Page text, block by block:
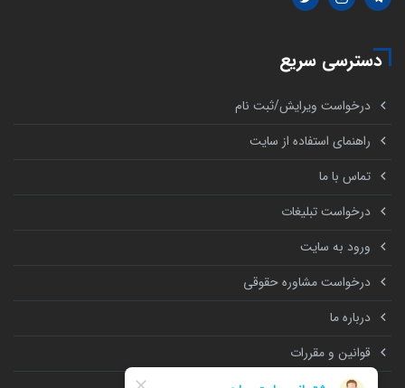
دسترسی سریع
درخواست ویرایش/ثبت نام
راهنمای استفاده از سایت
تماس با ما
درخواست تبلیغات
ورود به سایت
درخواست مشاوره حقوقی
درباره ما
قوانین و مقررات